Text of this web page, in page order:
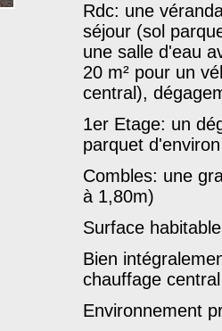
Rdc: une
séjour (sol
une salle d'eau
20 m² pour un
central),
1er Etage: un
parquet
Combles: une
à 1,80m)
Surface
Bien
chauffage central
Environnement